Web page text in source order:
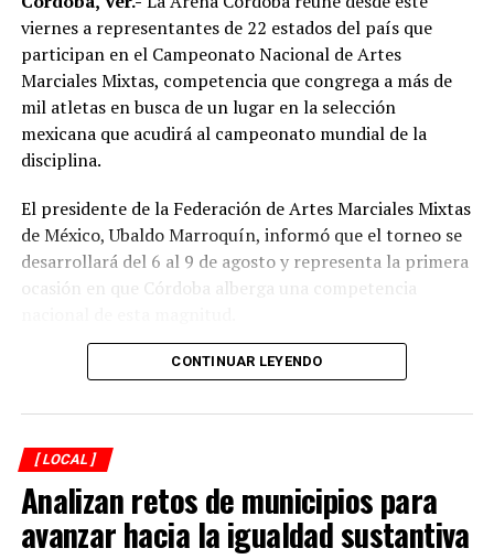
comercio dinámico, pujante y ordenado, por lo que
serán de puertas abiertas en promoción de interés
municipal, de servicios, para catapultar el comercio y
turismo de la ciudad”.
Por último, acordaron reuniones para estar unidos, con
adelante.
RELATED TOPICS:
“Oferta” maquinaria de construcción hijo de ex
viernes a representantes de 22 estados del país que
participan en el Campeonato Nacional de Artes
Marciales Mixtas, competencia que congrega a más de
mil atletas en busca de un lugar en la selección
mexicana que acudirá al campeonato mundial de la
disciplina.
El presidente de la Federación de Artes Marciales Mixtas
de México, Ubaldo Marroquín, informó que el torneo se
desarrollará del 6 al 9 de agosto y representa la primera
ocasión en que Córdoba alberga una competencia
CONTINUAR LEYENDO
[ LOCAL ]
Analizan retos de municipios para
avanzar hacia la igualdad sustantiva